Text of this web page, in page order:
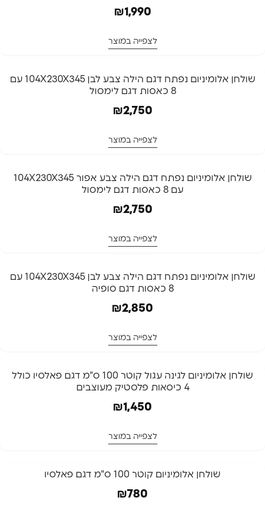
₪1,990
לצפייה במוצר
המלאי אזל
שולחן אלומיניום נפתח דגם הילה צבע לבן 104X230X345 עם
8 כאסות דגם לימסול
₪2,750
לצפייה במוצר
המלאי אזל
שולחן אלומיניום נפתח דגם הילה צבע אפור 104X230X345
עם 8 כאסות דגם לימסול
₪2,750
לצפייה במוצר
המלאי אזל
שולחן אלומיניום נפתח דגם הילה צבע לבן 104X230X345 עם
8 כאסות דגם סופיה
₪2,850
לצפייה במוצר
המלאי אזל
שולחן אלומיניום לגינה עגול קוטר 100 ס"מ דגם פאלסיו כולל
4 כיסאות פלסטיק מעוצבים
₪1,450
לצפייה במוצר
שולחן אלומיניום קוטר 100 ס"מ דגם פאלסיו
₪780